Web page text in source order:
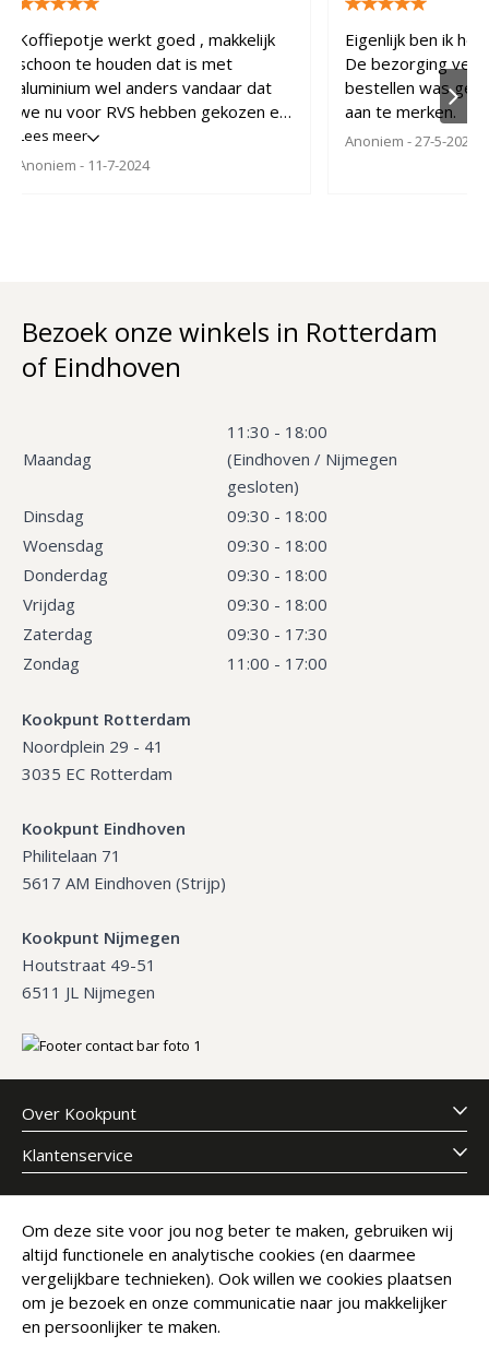
Koffiepotje werkt goed , makkelijk
schoon te houden dat is met
aluminium wel anders vandaar dat
we nu voor RVS hebben gekozen en
hij was nog in de aanbieding ook.
Geweldig!!
Lees meer
Anoniem - 11-7-2024
Eigenlijk ben ik
De bezorging
bestellen was
aan te merken.
Anoniem- 27-5-2024
Bezoek onze winkels in Rotterdam
of Eindhoven
Maandag
11:30 - 18:00
(Eindhoven / Nijmegen
gesloten)
Dinsdag
09:30 - 18:00
Woensdag
09:30 - 18:00
Donderdag
09:30 - 18:00
Vrijdag
09:30 - 18:00
Zaterdag
09:30 - 17:30
Zondag
11:00 - 17:00
Kookpunt Rotterdam
Noordplein 29 - 41
3035 EC Rotterdam
Kookpunt Eindhoven
Philitelaan 71
5617 AM Eindhoven (Strijp)
Kookpunt Nijmegen
Houtstraat 49-51
6511 JL Nijmegen
Over Kookpunt
Klantenservice
Meld je aan voor onze nieuwsbrief
E-mailadres
Abonneer
Om deze site voor jou nog beter te maken, gebruiken wij
altijd functionele en analytische cookies (en daarmee
vergelijkbare technieken). Ook willen we cookies plaatsen
om je bezoek en onze communicatie naar jou makkelijker
en persoonlijker te maken.